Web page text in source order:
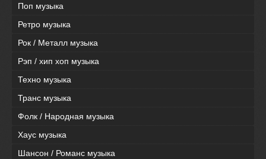
Поп музыка
Ретро музыка
Рок / Металл музыка
Рэп / хип хоп музыка
Техно музыка
Транс музыка
Фолк / Народная музыка
Хаус музыка
Шансон / Романс музыка